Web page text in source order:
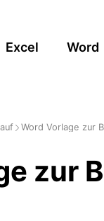
Excel Word
Word Vorlage zur
zur